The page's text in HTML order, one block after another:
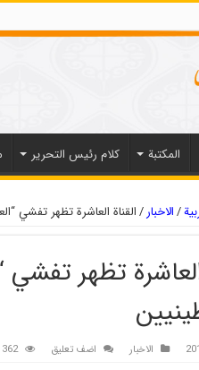
المکتبة كلام رئيس التحرير
/الاخبار /القناة العاشرة تظهر تفشي
العاشرة تظهر تفشي
الاخبار اضف تعليق 362 زيارة